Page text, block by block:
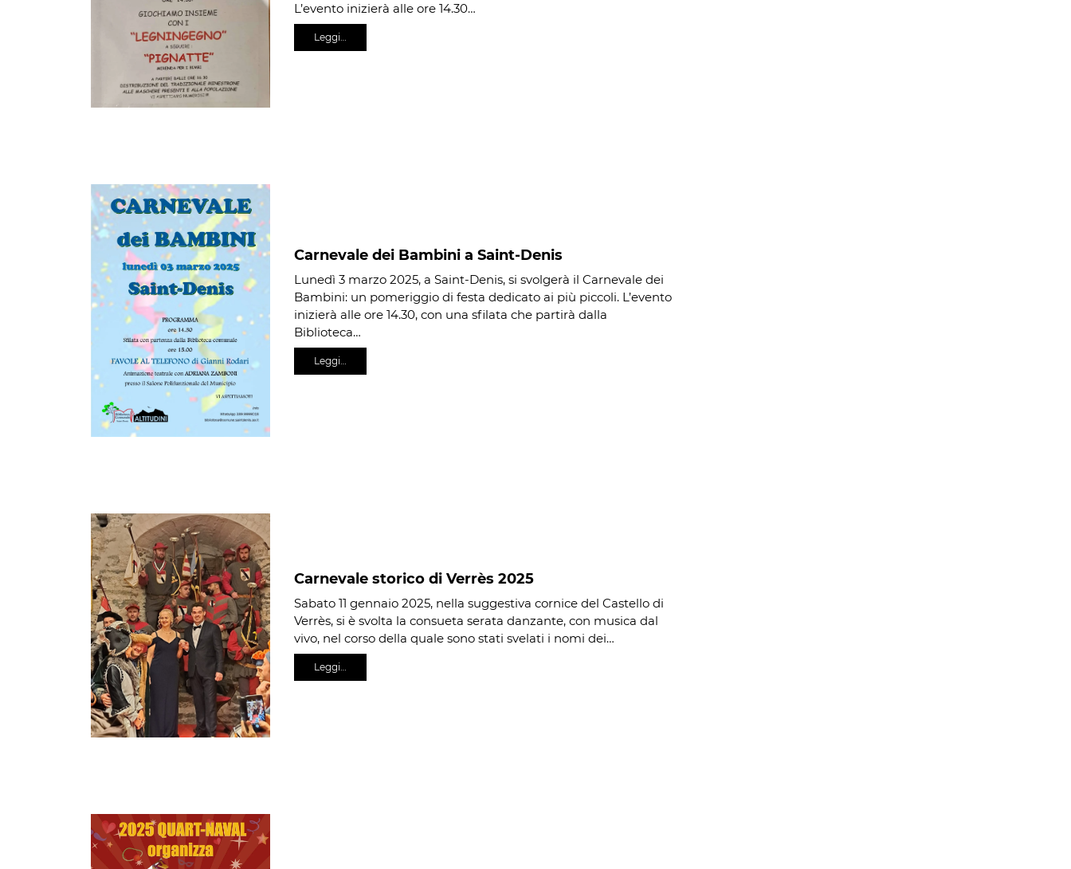
L’evento inizierà alle ore 14.30…
Leggi…
Carnevale dei Bambini a Saint-Denis
Lunedì 3 marzo 2025, a Saint-Denis, si svolgerà il Carnevale dei
Bambini: un pomeriggio di festa dedicato ai più piccoli. L’evento
inizierà alle ore 14.30, con una sfilata che partirà dalla
Biblioteca…
Leggi…
Carnevale storico di Verrès 2025
Sabato 11 gennaio 2025, nella suggestiva cornice del Castello di
Verrès, si è svolta la consueta serata danzante, con musica dal
vivo, nel corso della quale sono stati svelati i nomi dei…
Leggi…